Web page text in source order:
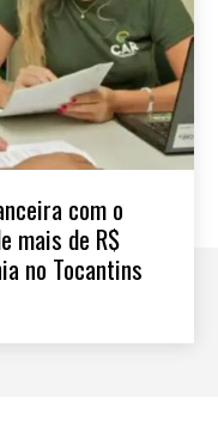
com o
mais de R$
no Tocantins